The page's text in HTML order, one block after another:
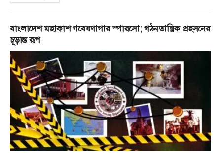
বাংলাদেশ মহাকাশ গবেষণাগার স্পারসো; গঠনতান্ত্রিক প্রহসনের
চূড়ান্ত রূপ